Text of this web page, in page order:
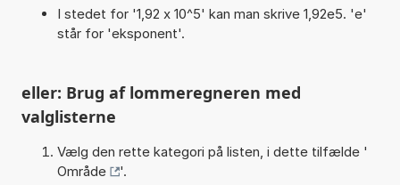
I stedet for '1,92 x 10^5' kan man skrive 1,92e5. 'e'
står for 'eksponent'.
eller: Brug af lommeregneren med
valglisterne
Vælg den rette kategori på listen, i dette tilfælde '
Område
'.